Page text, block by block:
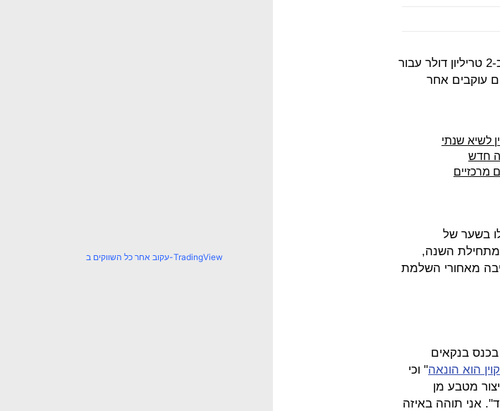
ג'יי.פי מורג'ן הוא אחד מבנקי ההשקעות הגדולים בעולם, ומנהל כ-2 טריליון דולר עבור
עוקבים אחר
לשיא שנתי
מרכזיים
בשער של
כ-13,100 דולר. המטבע הדיגיטלי המבוזר הפופולרי נסק כ-80% מתחילת השנה,
(כ-25%). האם זוהי הסיבה מאחורי השלמת
בכנס בנקאים
הוא הונאה" וכי
מטבע מן
אני תוהה באיזה
עקוב אחר כל השווקים ב-TradingView